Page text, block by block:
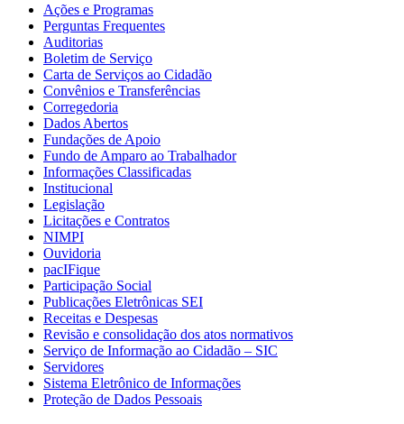
Ações e Programas
Perguntas Frequentes
Auditorias
Boletim de Serviço
Carta de Serviços ao Cidadão
Convênios e Transferências
Corregedoria
Dados Abertos
Fundações de Apoio
Fundo de Amparo ao Trabalhador
Informações Classificadas
Institucional
Legislação
Licitações e Contratos
NIMPI
Ouvidoria
pacIFique
Participação Social
Publicações Eletrônicas SEI
Receitas e Despesas
Revisão e consolidação dos atos normativos
Serviço de Informação ao Cidadão – SIC
Servidores
Sistema Eletrônico de Informações
Proteção de Dados Pessoais